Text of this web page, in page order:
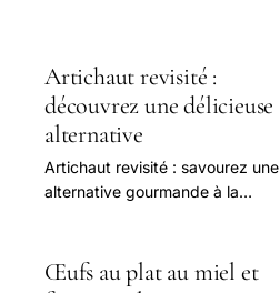
Artichaut revisité :
découvrez une délicieuse
alternative
Artichaut revisité : savourez une
alternative gourmande à la
estivaux.
Œufs au plat au miel et